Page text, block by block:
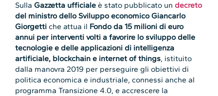
SullaGazzetta ufficiale è stato pubblicato undecreto
del ministro dello Sviluppo economico Giancarlo
Giorgettiche attua il Fondo da 15 milioni di euro
annui per interventi volti a favorire lo sviluppo delle
tecnologie e delle applicazioni di intelligenza
artificiale, blockchain e internet of things, istituito
dalla manovra 2019 per perseguire gli obiettivi di
politica economica e industriale, connessi anche al
programma Transizione 4.0, e accrescere la